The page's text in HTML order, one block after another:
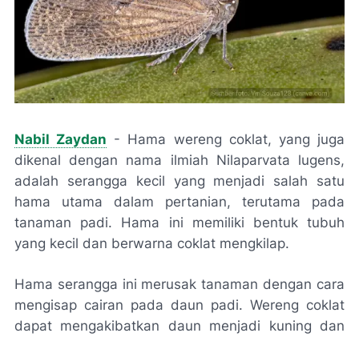
Nabil Zaydan - Hama wereng coklat, yang juga
dikenal dengan nama ilmiah Nilaparvata lugens,
adalah serangga kecil yang menjadi salah satu
hama utama dalam pertanian, terutama pada
tanaman padi. Hama ini memiliki bentuk tubuh
yang kecil dan berwarna coklat mengkilap.
Hama serangga ini merusak tanaman dengan cara
mengisap cairan pada daun padi. Wereng coklat
dapat mengakibatkan daun menjadi kuning dan